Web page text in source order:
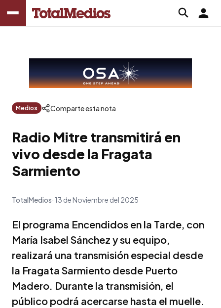
Medios Comparte esta nota
Radio Mitre transmitirá en
vivo desde la Fragata
Sarmiento
TotalMedios 13 de Noviembre del 2025
El programa Encendidos en la Tarde, con
María Isabel Sánchez y su equipo,
realizará una transmisión especial desde
la Fragata Sarmiento desde Puerto
Madero. Durante la transmisión, el
público podrá acercarse hasta el muelle.